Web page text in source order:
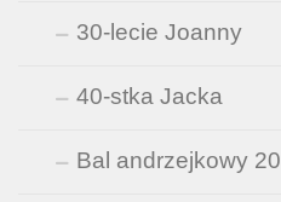
30-lecie Joanny
40-stka Jacka
Bal andrzejkowy